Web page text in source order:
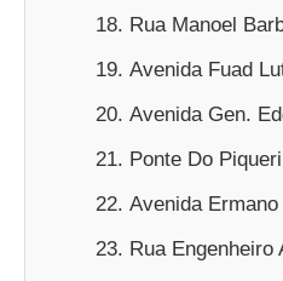
Rua Manoel
Avenida Fuad
Avenida Gen.
Ponte Do
Avenida
Rua Engenheiro